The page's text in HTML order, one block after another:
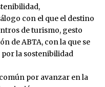
con el que el destino
de turismo, gesto
de ABTA, con la que se
por la sostenibilidad
por avanzar en la